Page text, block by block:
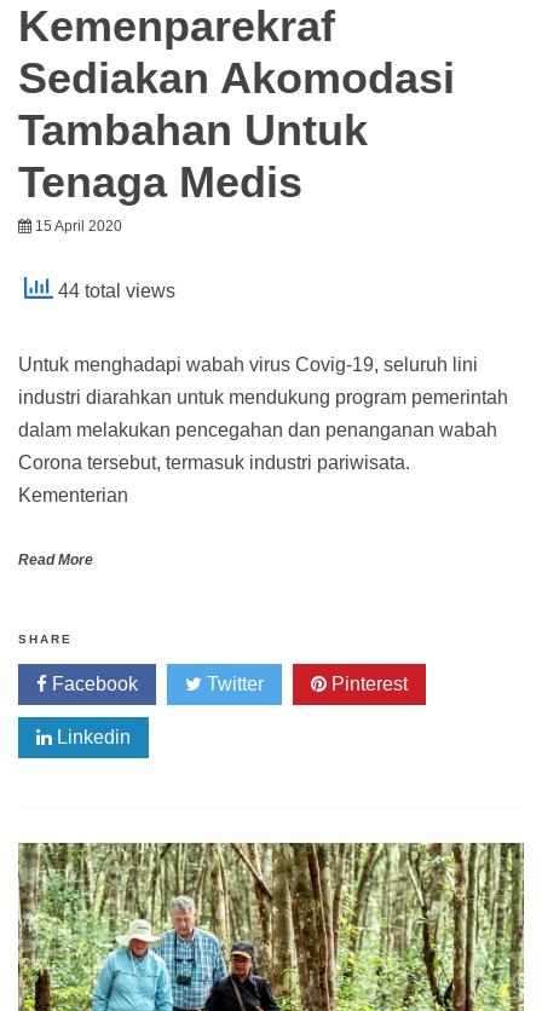
Kemenparekraf
Sediakan Akomodasi
Tambahan Untuk
Tenaga Medis
15 April 2020
44 total views
Untuk menghadapi wabah virus Covig-19, seluruh lini
industri diarahkan untuk mendukung program pemerintah
dalam melakukan pencegahan dan penanganan wabah
Corona tersebut, termasuk industri pariwisata.
Kementerian
Read More
SHARE
Facebook Twitter Pinterest
Linkedin